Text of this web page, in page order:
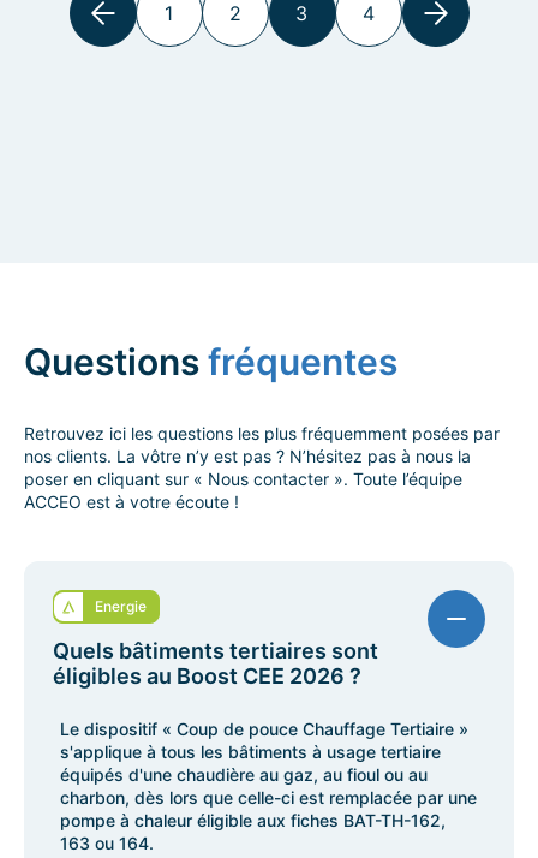
1 2 3 4
Questionsfréquentes
Retrouvez ici les questions les plus fréquemment posées par
nos clients. La vôtre n’y est pas ? N’hésitez pas à nous la
poser en cliquant sur « Nous contacter ». Toute l’équipe
ACCEO est à votre écoute !
Energie
Quels bâtiments tertiaires sont
éligibles au Boost CEE 2026 ?
Le dispositif « Coup de pouce Chauffage Tertiaire »
s'applique à tous les bâtiments à usage tertiaire
équipés d'une chaudière au gaz, au fioul ou au
charbon, dès lors que celle-ci est remplacée par une
pompe à chaleur éligible aux fiches BAT-TH-162,
163 ou 164.